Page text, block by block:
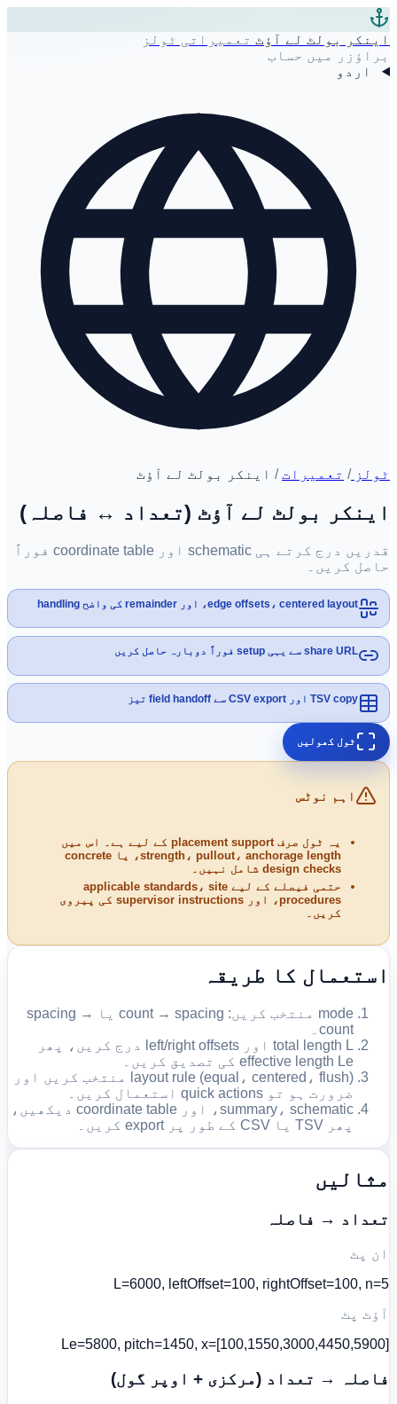
اینکر بولٹ لے آؤٹ تعمیراتی ٹولز
براؤزر میں حساب
اردو
ٹولز/ تعمیرات / اینکر بولٹ لے آؤٹ
اینکر بولٹ لے آؤٹ (تعداد ↔ فاصلہ)
قدریں درج کرتے ہی schematic اور coordinate table فوراً
حاصل کریں۔
edge offsets، centered layout، اور remainder کی واضح handling
share URL سے یہی setup فوراً دوبارہ حاصل کریں
TSV copy اور CSV export سے field handoff تیز
ٹول کھولیں
اہم نوٹس
یہ ٹول صرف placement support کے لیے ہے۔ اس میں
strength، pullout، anchorage length، یا concrete
design checks شامل نہیں۔
حتمی فیصلے کے لیے applicable standards، site
procedures، اور supervisor instructions کی پیروی
کریں۔
استعمال کا طریقہ
mode منتخب کریں: count → spacing یا spacing →
count۔
total length L اور left/right offsets درج کریں، پھر
effective length Le کی تصدیق کریں۔
layout rule (equal، centered، flush) منتخب کریں اور
ضرورت ہو تو quick actions استعمال کریں۔
summary، schematic، اور coordinate table دیکھیں،
پھر TSV یا CSV کے طور پر export کریں۔
مثالیں
تعداد → فاصلہ
ان پٹ
L=6000, leftOffset=100, rightOffset=100, n=5
آؤٹ پٹ
Le=5800, pitch=1450, x=[100,1550,3000,4450,5900]
فاصلہ → تعداد (مرکزی + اوپر گول)